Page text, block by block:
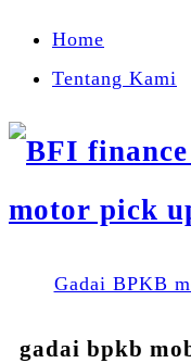
Home
Tentang Kami
Gadai BPKB
gadai bpkb